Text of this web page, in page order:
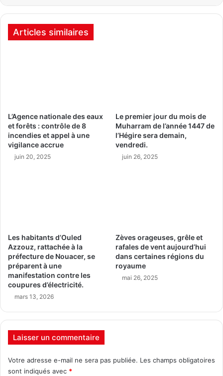
Articles similaires
L’Agence nationale des eaux
et forêts : contrôle de 8
incendies et appel à une
vigilance accrue
juin 20, 2025
Le premier jour du mois de
Muharram de l’année 1447 de
l’Hégire sera demain,
vendredi.
juin 26, 2025
Les habitants d’Ouled
Azzouz, rattachée à la
préfecture de Nouacer, se
préparent à une
manifestation contre les
coupures d’électricité.
mars 13, 2026
Zèves orageuses, grêle et
rafales de vent aujourd’hui
dans certaines régions du
royaume
mai 26, 2025
Laisser un commentaire
Votre adresse e-mail ne sera pas publiée. Les champs obligatoires
sont indiqués avec *